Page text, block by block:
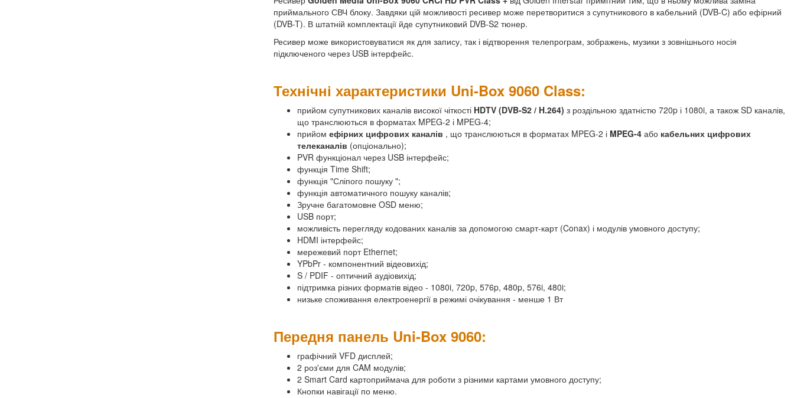
приймального СВЧ блоку. Завдяки цій можливості ресивер може перетворитися з супутникового в кабельний (DVB-C) або ефірний
(DVB-T). В штатній комплектації йде супутниковий DVB-S2 тюнер.
Ресивер може використовуватися як для запису, так і відтворення телепрограм, зображень, музики з зовнішнього носія
підключеного через USB інтерфейс.
Технічні характеристики Uni-Box 9060 Class:
прийом супутникових каналів високої чіткості HDTV (DVB-S2 / H.264) з роздільною здатністю 720p і 1080i, а також SD каналів,
що транслюються в форматах MPEG-2 і MPEG-4;
прийом ефірних цифрових каналів , що транслюються в форматах MPEG-2 і MPEG-4 або кабельних цифрових
телеканалів (опціонально);
PVR функціонал через USB інтерфейс;
функція Time Shift;
функція "Сліпого пошуку ";
функція автоматичного пошуку каналів;
Зручне багатомовне OSD меню;
USB порт;
можливість перегляду кодованих каналів за допомогою смарт-карт (Conax) і модулів умовного доступу;
HDMI інтерфейс;
мережевий порт Ethernet;
YPbPr - компонентний відеовихід;
S / PDIF - оптичний аудіовихід;
підтримка різних форматів відео - 1080i, 720p, 576p, 480p, 576i, 480i;
низьке споживання електроенергії в режимі очікування - менше 1 Вт
Передня панель Uni-Box 9060:
графічний VFD дисплей;
2 роз'єми для CAM модулів;
2 Smart Card картоприймача для роботи з різними картами умовного доступу;
Кнопки навігації по меню.